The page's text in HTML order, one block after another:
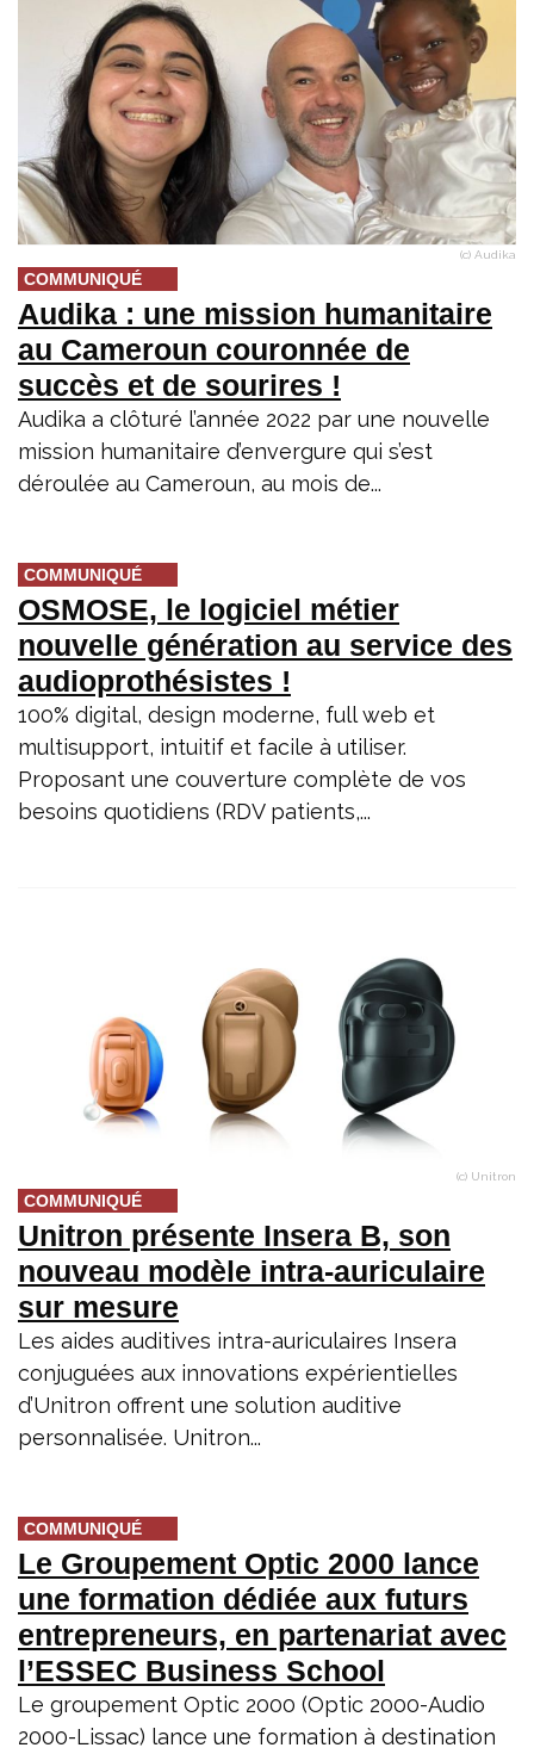
(c) Audika
COMMUNIQUÉ
Audika : une mission humanitaire
au Cameroun couronnée de
succès et de sourires !
Audika a clôturé l’année 2022 par une nouvelle
mission humanitaire d’envergure qui s’est
déroulée au Cameroun, au mois de...
COMMUNIQUÉ
OSMOSE, le logiciel métier
nouvelle génération au service des
audioprothésistes !
100% digital, design moderne, full web et
multisupport, intuitif et facile à utiliser.
Proposant une couverture complète de vos
besoins quotidiens (RDV patients,...
(c) Unitron
COMMUNIQUÉ
Unitron présente Insera B, son
nouveau modèle intra-auriculaire
sur mesure
Les aides auditives intra-auriculaires Insera
conjuguées aux innovations expérientielles
d’Unitron offrent une solution auditive
personnalisée. Unitron...
COMMUNIQUÉ
Le Groupement Optic 2000 lance
une formation dédiée aux futurs
entrepreneurs, en partenariat avec
l’ESSEC Business School
Le groupement Optic 2000 (Optic 2000-Audio
2000-Lissac) lance une formation à destination